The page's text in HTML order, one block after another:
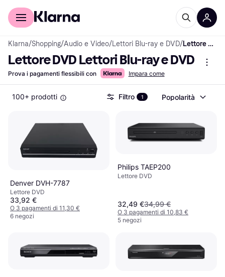
Per il tuo shopping
Klarna/Shopping/Audio e Video/Lettori Blu-ray e DVD/ Lettore DVD Lettori Blu-ray e DVD
Lettore DVD Lettori Blu-ray e DVD
Prova i pagamenti flessibili con Impara come
100+ prodotti Filtro 1 Popolarità
Denver DVH-7787
Lettore DVD
33,92 €
O 3 pagamenti di 11,30 €
6 negozi
Philips TAEP200
Lettore DVD
32,49 €34,99 €
O 3 pagamenti di 10,83 €
5 negozi